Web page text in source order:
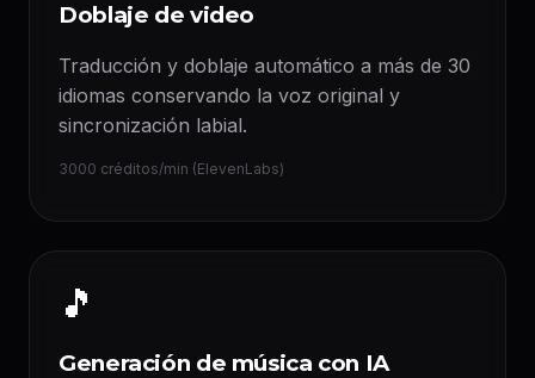
Doblaje de video
Traducción y doblaje automático a más de 30
idiomas conservando la voz original y
sincronización labial.
3000 créditos/min (ElevenLabs)
🎵
Generación de música con IA